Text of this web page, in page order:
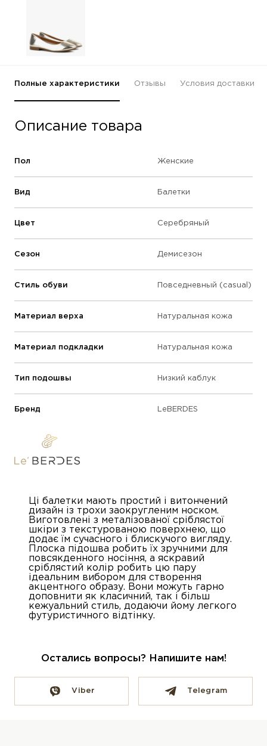
Полные характеристики Отзывы Условия доставки
Описание товара
Пол Женские
Вид Балетки
Цвет Серебряный
Сезон Демисезон
Стиль обуви Повседневный (casual)
Материал верха Натуральная кожа
Материал подкладки Натуральная кожа
Тип подошвы Низкий каблук
Бренд LeBERDES
Ці балетки мають простий і витончений
дизайн із трохи заокругленим носком.
Виготовлені з металізованої сріблястої
шкіри з текстурованою поверхнею, що
додає їм сучасного і блискучого вигляду.
Плоска підошва робить їх зручними для
повсякденного носіння, а яскравий
сріблястий колір робить цю пару
ідеальним вибором для створення
акцентного образу. Вони можуть гарно
доповнити як класичний, так і більш
кежуальний стиль, додаючи йому легкого
футуристичного відтінку.
Остались вопросы? Напишите нам!
Viber Telegram